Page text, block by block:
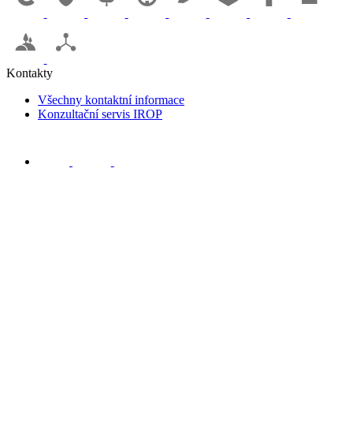
Kontakty
Všechny kontaktní informace
Konzultační servis IROP